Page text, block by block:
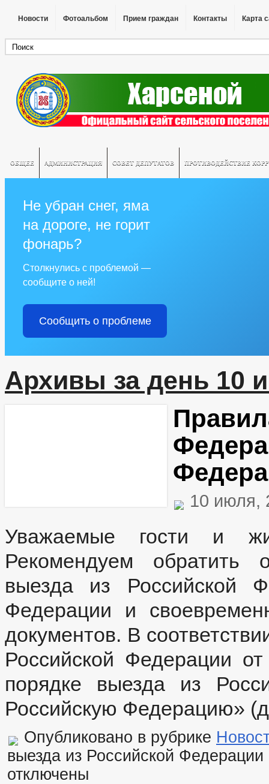
Новости Фотоальбом Прием граждан Контакты Карта
ОБЩЕЕ АДМИНИСТРАЦИЯ СОВЕТ ДЕПУТАТОВ ПРОТИВОДЕЙСТВИЕ
Не убран снег, яма
на дороге, не горит
фонарь?
Столкнулись с проблемой —
сообщите о ней!
Сообщить о проблеме
Архивы за день 10
10 июля,
Уважаемые гости и
Рекомендуем обратить
выезда из Российской
Федерации и
документов. В
Российской Федерации
порядке выезда из
Российскую Федерацию»
Опубликовано в рубрике
выезда из Российской
отключены